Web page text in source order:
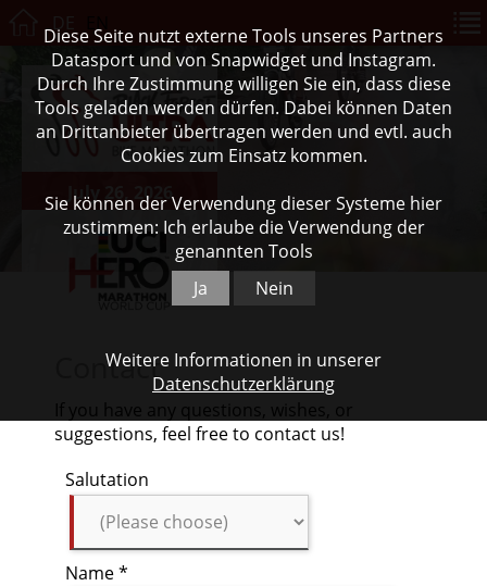
July 26, 2026
Contact
If you have any questions, wishes, or
suggestions, feel free to contact us!
Salutation
Name *
Diese Seite nutzt externe Tools unseres Partners
Datasport und von Snapwidget und Instagram.
Durch Ihre Zustimmung willigen Sie ein, dass diese
Tools geladen werden dürfen. Dabei können Daten
an Drittanbieter übertragen werden und evtl. auch
Cookies zum Einsatz kommen.
Sie können der Verwendung dieser Systeme hier
zustimmen: Ich erlaube die Verwendung der
genannten Tools
Ja
Nein
Weitere Informationen in unserer
Datenschutzerklärung